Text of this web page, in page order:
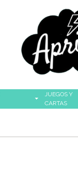
JUEGOS Y
CARTAS